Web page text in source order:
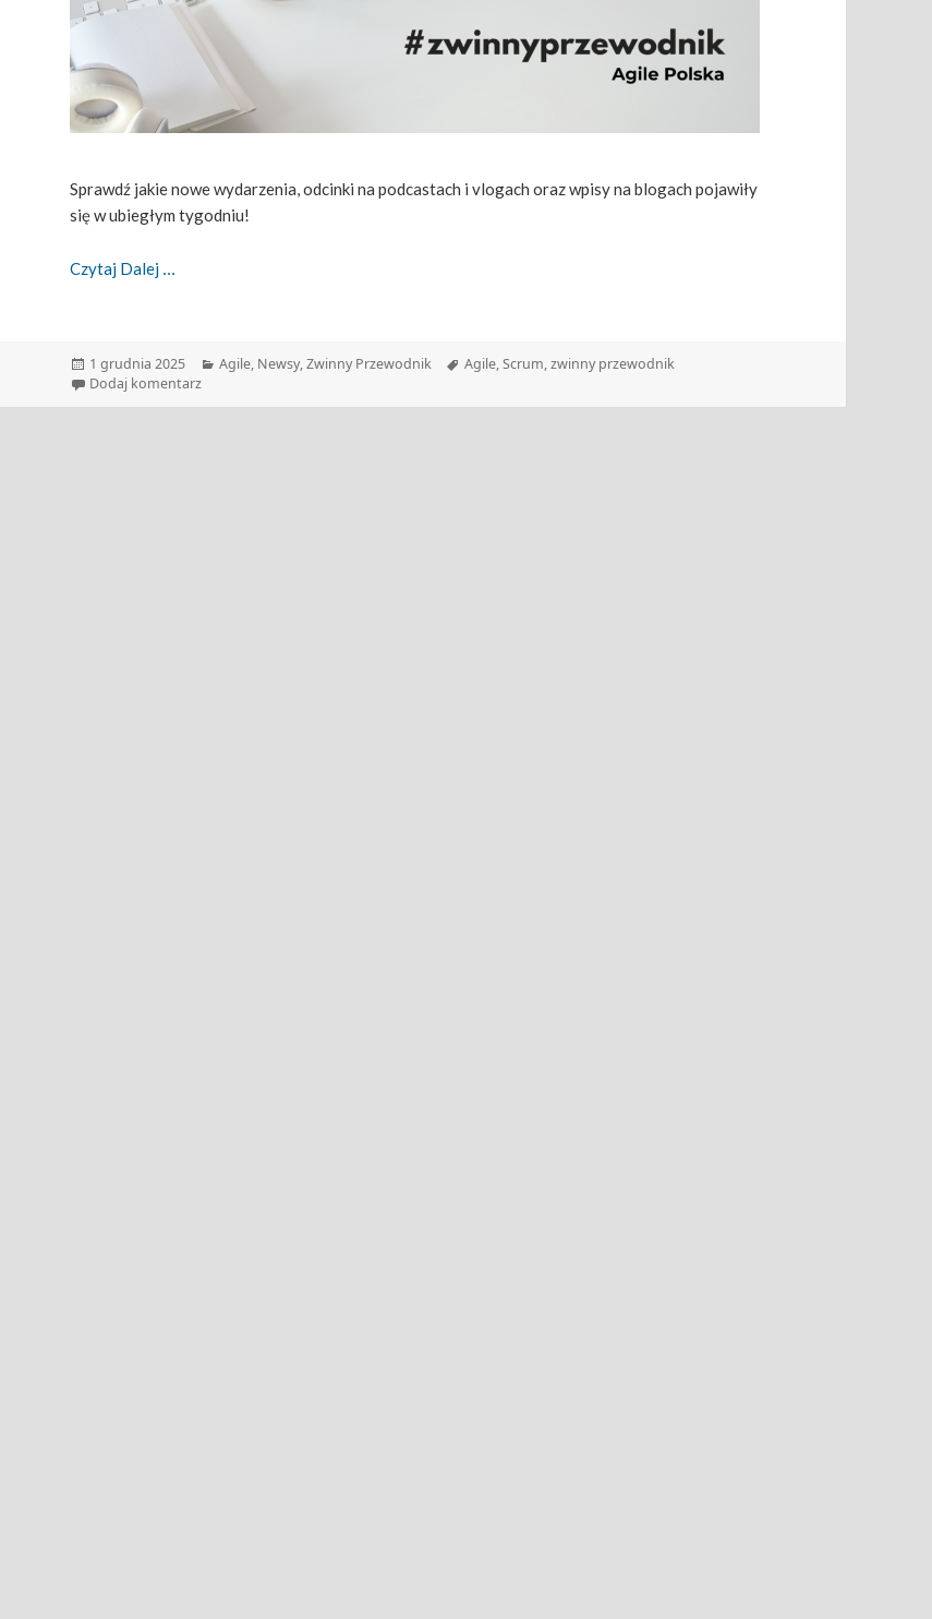
Sprawdź jakie nowe wydarzenia, odcinki na podcastach i vlogach oraz wpisy na blogach pojawiły
się w ubiegłym tygodniu!
Czytaj Dalej
Data
publikacji
1 grudnia 2025 Kategorie
Agile, Newsy,Zwinny Przewodnik Tagi
Agile,Scrum,zwinny przewodnik
Dodaj komentarzdo Zwinny Przewodnik – 01.12.2025